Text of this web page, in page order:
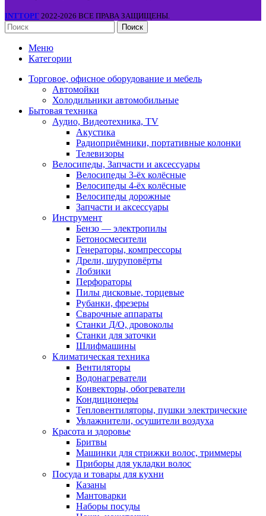
INTТОРГ 2022-2026 ВСЕ ПРАВА ЗАЩИЩЕНЫ.
Поиск
Меню
Категории
Торговое, офисное оборудование и мебель
Автомойки
Холодильники автомобильные
Бытовая техника
Аудио, Видеотехника, TV
Акустика
Радиоприёмники, портативные колонки
Телевизоры
Велосипеды, Запчасти и аксессуары
Велосипеды 3-ёх колёсные
Велосипеды 4-ёх колёсные
Велосипеды дорожные
Запчасти и аксессуары
Инструмент
Бензо — электропилы
Бетоносмесители
Генераторы, компрессоры
Дрели, шуруповёрты
Лобзики
Перфораторы
Пилы дисковые, торцевые
Рубанки, фрезеры
Сварочные аппараты
Станки Д/О, дровоколы
Станки для заточки
Шлифмашины
Климатическая техника
Вентиляторы
Водонагреватели
Конвекторы, обогреватели
Кондиционеры
Тепловентиляторы, пушки электрические
Увлажнители, осушители воздуха
Красота и здоровье
Бритвы
Машинки для стрижки волос, триммеры
Приборы для укладки волос
Посуда и товары для кухни
Казаны
Мантоварки
Наборы посуды